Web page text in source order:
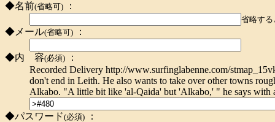
◆名前(省略可) ：
省略す
◆メール(省略可) ：
◆内 容(必須) ：
Recorded Delivery http://www.surfinglabenne.com/
don't end in Leith. He also wants to take over other towns
Alkabo. "A little bit like 'al-Qaida' but 'Alkabo,' " he says with
◆パスワード(必須) ：